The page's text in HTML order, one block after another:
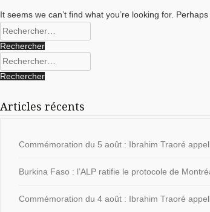
It seems we can’t find what you’re looking for.
Rechercher :
Rechercher :
Articles récents
Commémoration du 5 août : Ibrahim Traoré
Burkina Faso : l’ALP ratifie le protocole de
Commémoration du 4 août : Ibrahim Traoré